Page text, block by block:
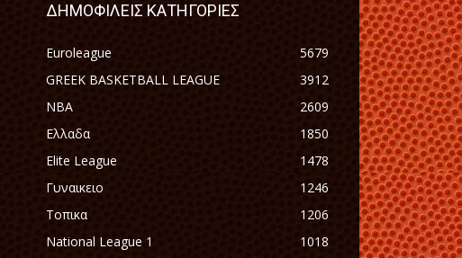
ΔΗΜΟΦΙΛΕΙΣ ΚΑΤΗΓΟΡΙΕΣ
Euroleague
5679
GREEK BASKETBALL LEAGUE
3912
NBA
2609
Ελλαδα
1850
Elite League
1478
Γυναικειο
1246
Τοπικα
1206
National League 1
1018